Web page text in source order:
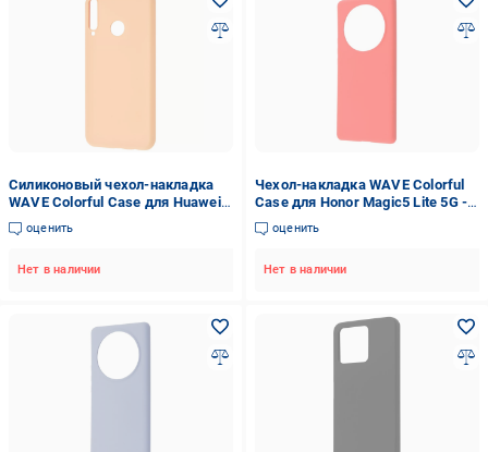
Силиконовый чехол-накладка
WAVE Colorful Case для Huawei
P40 Lite E/Honor 9C -
персиковый
оценить
Нет в наличии
Чехол-накладка WAVE Colorful
Case для Honor Magic5 Lite 5G -
красный
оценить
Нет в наличии